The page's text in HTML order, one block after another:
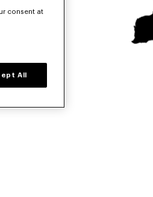
consent at
All